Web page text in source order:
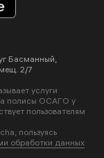
Басманный,
2/7
услуги
полисы ОСАГО у
пользователям
пользуясь
обработки данных